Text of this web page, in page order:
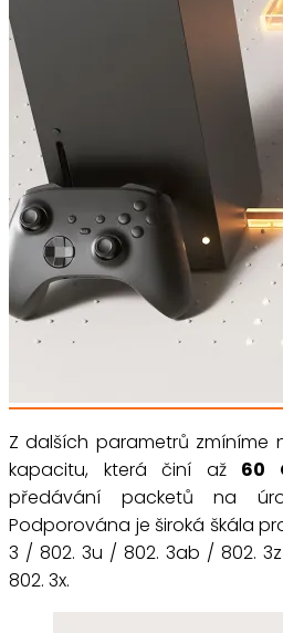
Z dalších parametrů zmíníme
kapacitu, která činí až 60
předávání packetů na
Podporována je široká škála
3 / 802. 3u / 802. 3ab / 802.
802. 3x.